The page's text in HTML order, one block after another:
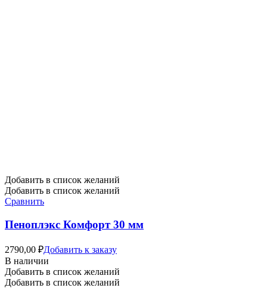
Добавить в список желаний
Добавить в список желаний
Сравнить
Пеноплэкс Комфорт 30 мм
2790,00 ₽Добавить к заказу
В наличии
Добавить в список желаний
Добавить в список желаний